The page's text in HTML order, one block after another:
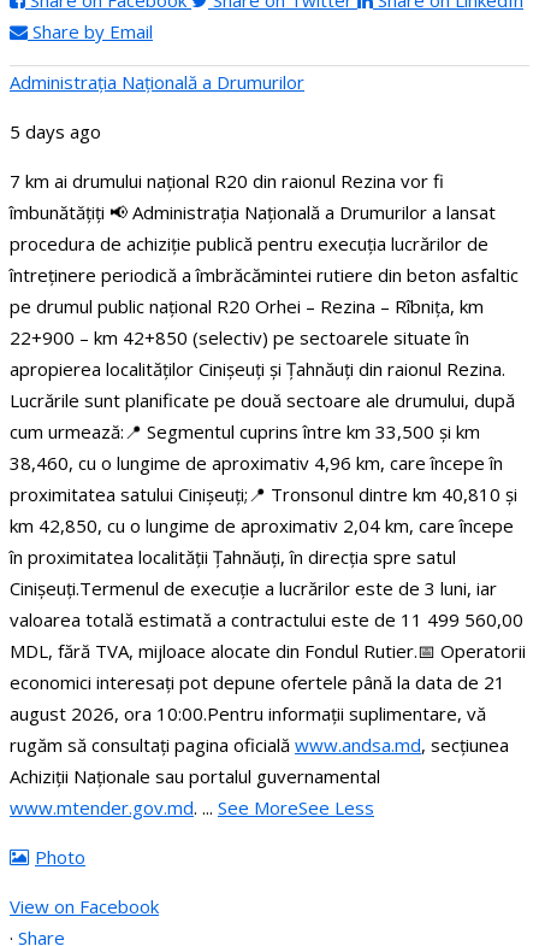
Share by Email
Administraţia Națională a Drumurilor
5 days ago
7 km ai drumului național R20 din raionul Rezina vor fi
îmbunătățiți 📢 Administrația Națională a Drumurilor a lansat
procedura de achiziție publică pentru execuția lucrărilor de
întreținere periodică a îmbrăcămintei rutiere din beton asfaltic
pe drumul public național R20 Orhei – Rezina – Rîbnița, km
22+900 – km 42+850 (selectiv) pe sectoarele situate în
apropierea localităților Cinișeuți și Țahnăuți din raionul Rezina.
Lucrările sunt planificate pe două sectoare ale drumului, după
cum urmează: 📍 Segmentul cuprins între km 33,500 și km
38,460, cu o lungime de aproximativ 4,96 km, care începe în
proximitatea satului Cinișeuți; 📍 Tronsonul dintre km 40,810 și
km 42,850, cu o lungime de aproximativ 2,04 km, care începe
în proximitatea localității Țahnăuți, în direcția spre satul
Cinișeuți.Termenul de execuție a lucrărilor este de 3 luni, iar
valoarea totală estimată a contractului este de 11 499 560,00
MDL, fără TVA, mijloace alocate din Fondul Rutier.📅 Operatorii
economici interesați pot depune ofertele până la data de 21
august 2026, ora 10:00.Pentru informații suplimentare, vă
rugăm să consultați pagina oficială www.andsa.md, secțiunea
Achiziții Naționale sau portalul guvernamental
www.mtender.gov.md. ... See MoreSee Less
Photo
View on Facebook
· Share